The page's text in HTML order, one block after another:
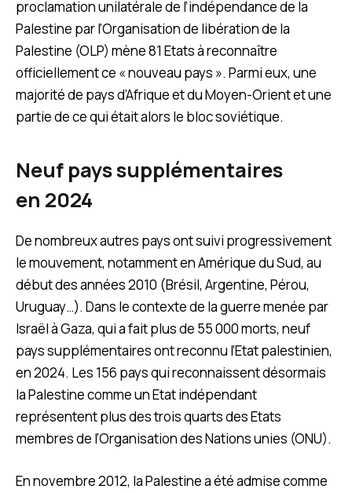
proclamation unilatérale de l’indépendance de la
Palestine par l’Organisation de libération de la
Palestine (OLP) mène 81 Etats à reconnaître
officiellement ce « nouveau pays ». Parmi eux, une
majorité de pays d’Afrique et du Moyen-Orient et une
partie de ce qui était alors le bloc soviétique.
Neuf pays supplémentaires
en 2024
De nombreux autres pays ont suivi progressivement
le mouvement, notamment en Amérique du Sud, au
début des années 2010 (Brésil, Argentine, Pérou,
Uruguay…). Dans le contexte de la guerre menée par
Israël à Gaza, qui a fait plus de 55 000 morts, neuf
pays supplémentaires ont reconnu l’Etat palestinien,
en 2024. Les 156 pays qui reconnaissent désormais
la Palestine comme un Etat indépendant
représentent plus des trois quarts des Etats
membres de l’Organisation des Nations unies (ONU).
En novembre 2012, la Palestine a été admise comme